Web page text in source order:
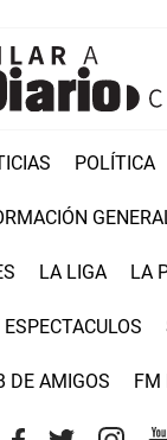
POLÍTICA
LA LIGA LA
DE AMIGOS FM